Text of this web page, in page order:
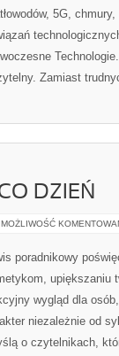
5G,
Zamiast
DZIEŃ
MOŻLIWOŚĆ
poradnikowy
upiększaniu
wygląd dla
niezależnie od
o czytelnikach,